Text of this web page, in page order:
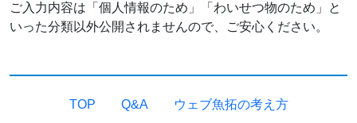
ご入力内容は「個人情報のため」「わいせつ物のため」と
いった分類以外公開されませんので、ご安心ください。
TOP Q&A ウェブ魚拓の考え方